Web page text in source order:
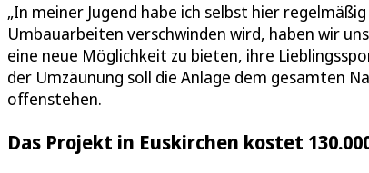
„In meiner Jugend habe ich selbst hier
Umbauarbeiten verschwinden wird, haben wir
eine neue Möglichkeit zu bieten, ihre
der Umzäunung soll die Anlage dem gesamten
offenstehen.
Das Projekt in Euskirchen kostet